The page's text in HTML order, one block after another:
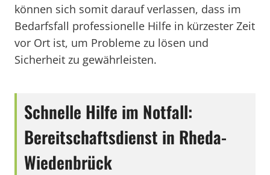
können sich somit darauf verlassen, dass im
Bedarfsfall professionelle Hilfe in kürzester Zeit
vor Ort ist, um Probleme zu lösen und
Sicherheit zu gewährleisten.
Schnelle Hilfe im Notfall:
Bereitschaftsdienst in Rheda-
Wiedenbrück